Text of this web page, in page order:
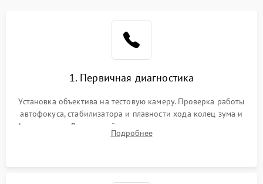
1. Первичная диагностика
Установка объектива на тестовую камеру. Проверка работы
автофокуса, стабилизатора и плавности хода колец зума и
фокусировки. Визуальный осмотр линз на наличие царапин,
грибка, пыли и оценка состояния контактов байонета.
Подробнее